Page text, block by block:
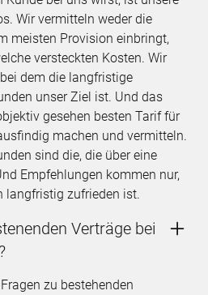
Wir vermitteln weder die
meisten Provision einbringt,
versteckten Kosten. Wir
dem die langfristige
unser Ziel ist. Und das
gesehen besten Tarif für
machen und vermitteln.
sind die, die über eine
Empfehlungen kommen nur,
langfristig zufrieden ist.
Verträge bei
zu bestehenden